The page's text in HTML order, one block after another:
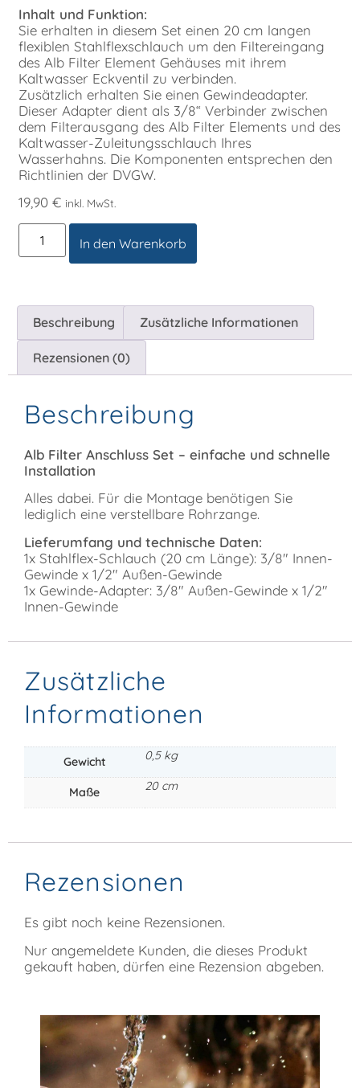
Inhalt und Funktion:
Sie erhalten in diesem Set einen 20 cm langen
flexiblen Stahlflexschlauch um den Filtereingang
des Alb Filter Element Gehäuses mit ihrem
Kaltwasser Eckventil zu verbinden.
Zusätzlich erhalten Sie einen Gewindeadapter.
Dieser Adapter dient als 3/8“ Verbinder zwischen
dem Filterausgang des Alb Filter Elements und des
Kaltwasser-Zuleitungsschlauch Ihres
Wasserhahns. Die Komponenten entsprechen den
Richtlinien der DVGW.
19,90€ inkl. MwSt.
In den Warenkorb
Beschreibung Zusätzliche Informationen
Rezensionen (0)
Beschreibung
Alb Filter Anschluss Set – einfache und schnelle
Installation
Alles dabei. Für die Montage benötigen Sie
lediglich eine verstellbare Rohrzange.
Lieferumfang und technische Daten:
1x Stahlflex-Schlauch (20 cm Länge): 3/8″ Innen-
Gewinde x 1/2″ Außen-Gewinde
1x Gewinde-Adapter: 3/8″ Außen-Gewinde x 1/2″
Innen-Gewinde
Zusätzliche
Informationen
Gewicht 0,5 kg
Maße 20 cm
Rezensionen
Es gibt noch keine Rezensionen.
Nur angemeldete Kunden, die dieses Produkt
gekauft haben, dürfen eine Rezension abgeben.